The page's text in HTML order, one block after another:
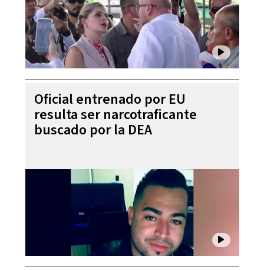
Oficial entrenado por EU
resulta ser narcotraficante
buscado por la DEA